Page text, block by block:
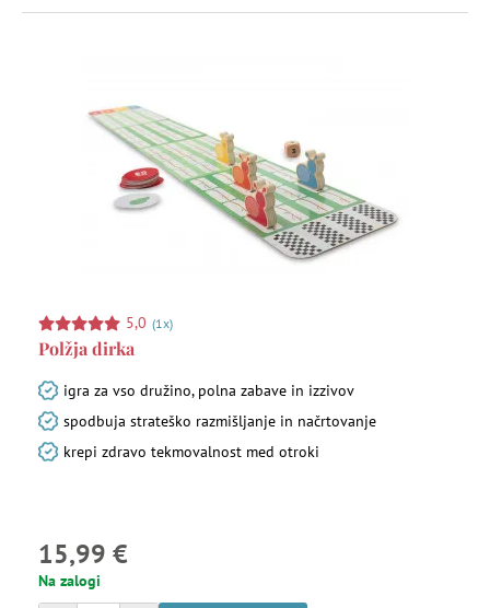
5,0 (1x)
Polžja dirka
igra za vso družino, polna zabave in izzivov
spodbuja strateško razmišljanje in načrtovanje
krepi zdravo tekmovalnost med otroki
15,99 €
Na zalogi